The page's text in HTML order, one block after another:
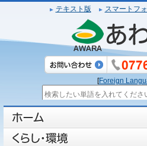
テキスト版 スマートフ
[Foreign